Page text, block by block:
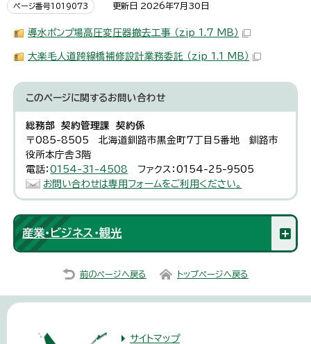
ページ番号1019073 更新日 2026年7月30日
導水ポンプ場高圧変圧器撤去工事 （zip 1.7 MB）
大楽毛人道跨線橋補修設計業務委託 （zip 1.1 MB）
このページに関するお問い合わせ
総務部 契約管理課 契約係
〒085-8505 北海道釧路市黒金町7丁目5番地 釧路市
役所本庁舎3階
電話：0154-31-4508
ファクス：0154-25-9505
お問い合わせは専用フォームをご利用ください。
産業・ビジネス・観光
前のページへ戻る トップページへ戻る
サイトマップ